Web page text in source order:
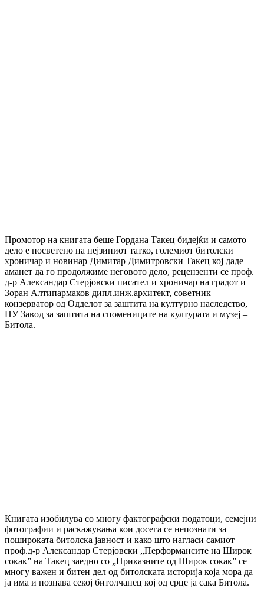
Промотор на книгата беше Гордана Такец бидејќи и самото
дело е посветено на нејзиниот татко, големиот битолски
хроничар и новинар Димитар Димитровски Такец кој даде
аманет да го продолжиме неговото дело, рецензенти се проф.
д-р Александар Стерјовски писател и хроничар на градот и
Зоран Алтипармаков дипл.инж.архитект, советник
конзерватор од Одделот за заштита на културно наследство,
НУ Завод за заштита на спомениците на културата и музеј –
Битола.
Книгата изобилува со многу фактографски податоци, семејни
фотографии и раскажувања кои досега се непознати за
пошироката битолска јавност и како што нагласи самиот
проф.д-р Александар Стерјовски „Перформансите на Широк
сокак” на Такец заедно со „Приказните од Широк сокак” се
многу важен и битен дел од битолската историја која мора да
ја има и познава секој битолчанец кој од срце ја сака Битола.